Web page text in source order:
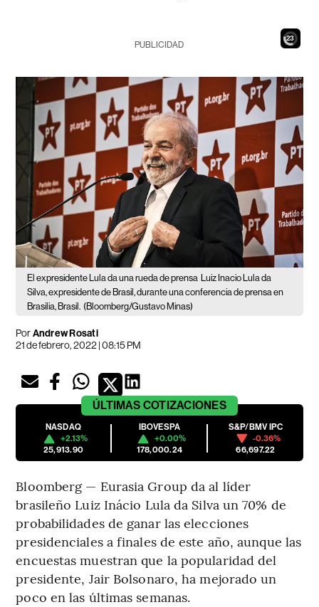
21
PUBLICIDAD
El expresidente Lula da una rueda de prensa Luiz Inacio Lula da
Silva, expresidente de Brasil, durante una conferencia de prensa en
Brasilia, Brasil. (Bloomberg/Gustavo Minas)
PorAndrew Rosati
21 de febrero, 2022 | 08:15 PM
ÚLTIMAS COTIZACIONES
NASDAQ
+2.13%
25,913.90
IBOVESPA
+0.00%
178,000.24
S&P/BMV IPC
-0.36%
66,697.22
Bloomberg — Eurasia Group da al líder
brasileño Luiz Inácio Lula da Silva un 70% de
probabilidades de ganar las elecciones
presidenciales a finales de este año, aunque las
encuestas muestran que la popularidad del
presidente, Jair Bolsonaro, ha mejorado un
poco en las últimas semanas.